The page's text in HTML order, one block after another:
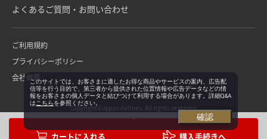
購入手続きへ
よくあるご質問・お問い合わせ
ご利用規約
プライバシーポリシー
会社概要
Copyright©Japan Airlines. All rights reserved.
このサイトでは、お客さまに適したお得な商品やサービスの案内、広告配
信等を行う目的で、第三者から提供された位置情報や広告データなどの情
報をお客さまの個人データと結びつけて利用する場合があります。詳細Q&A
は こちらを参照ください。
確認